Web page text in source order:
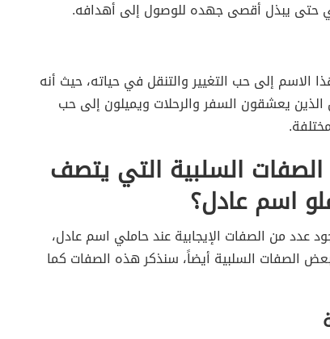
حتى يبذل أقصى جهده للوصول إلى أهدافه.
الاسم إلى حب التغيير والتنقل في حياته، حيث أنه
يعشقون السفر والرحلات ويميلون إلى حب
السلبية التي يتصف
اسم عادل؟
عدد من الصفات الإيجابية عند حاملي اسم عادل،
الصفات السلبية أيضاً، سنذكر هذه الصفات كما